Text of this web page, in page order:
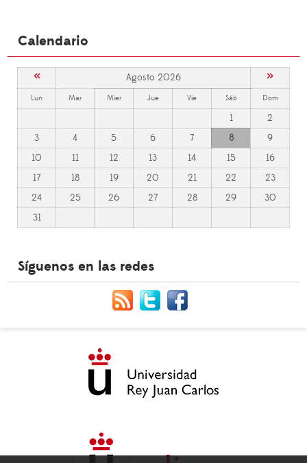
Calendario
« Agosto 2026 »
Lun Mar Mier Jue Vie Sáb Dom
1
2
3
4 5 6 7 8
9
10
11 12 13 14 15
16
17
18 19 20 21 22
23
24
25 26 27 28 29
30
31
Síguenos en las redes